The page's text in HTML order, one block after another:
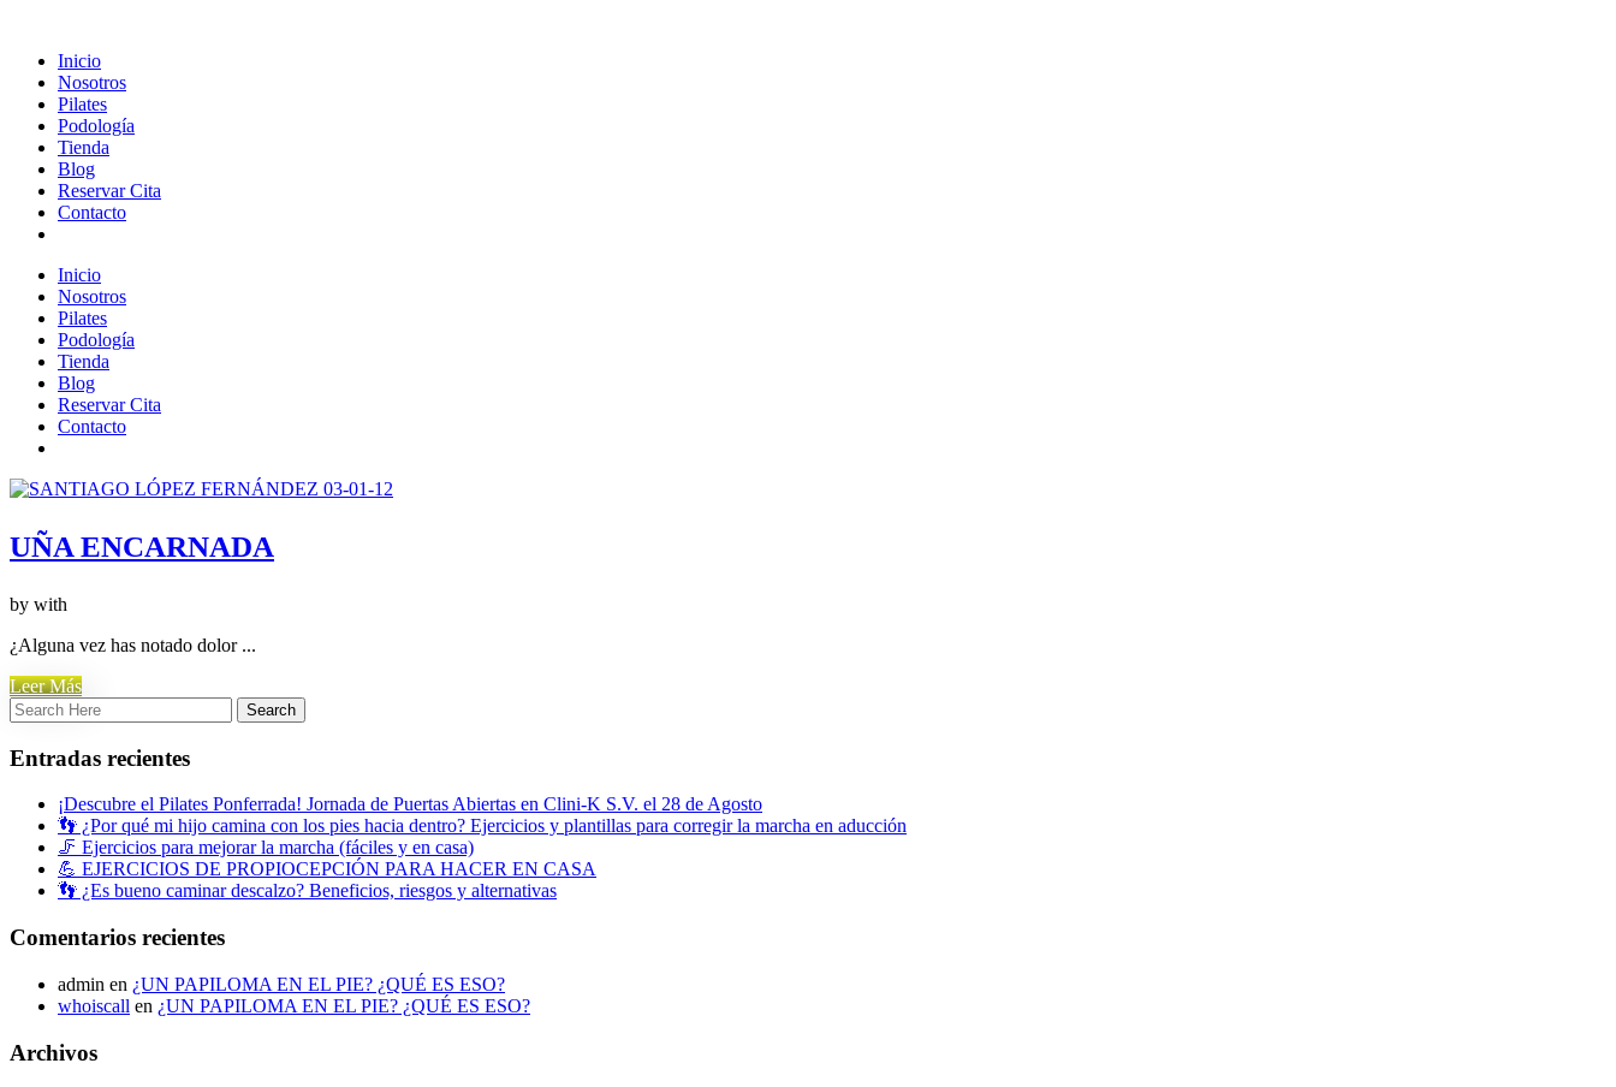
Inicio
Nosotros
Pilates
Podología
Tienda
Blog
Reservar Cita
Contacto
Inicio
Nosotros
Pilates
Podología
Tienda
Blog
Reservar Cita
Contacto
UÑA ENCARNADA
by with
¿Alguna vez has notado dolor ...
Leer Más
Entradas recientes
¡Descubre el Pilates Ponferrada! Jornada de Puertas Abiertas en Clini-K S.V. el 28 de Agosto
👣 ¿Por qué mi hijo camina con los pies hacia dentro? Ejercicios y plantillas para corregir la marcha en aducción
🦵 Ejercicios para mejorar la marcha (fáciles y en casa)
💪 EJERCICIOS DE PROPIOCEPCIÓN PARA HACER EN CASA
👣 ¿Es bueno caminar descalzo? Beneficios, riesgos y alternativas
Comentarios recientes
admin en ¿UN PAPILOMA EN EL PIE? ¿QUÉ ES ESO?
whoiscall en ¿UN PAPILOMA EN EL PIE? ¿QUÉ ES ESO?
Archivos